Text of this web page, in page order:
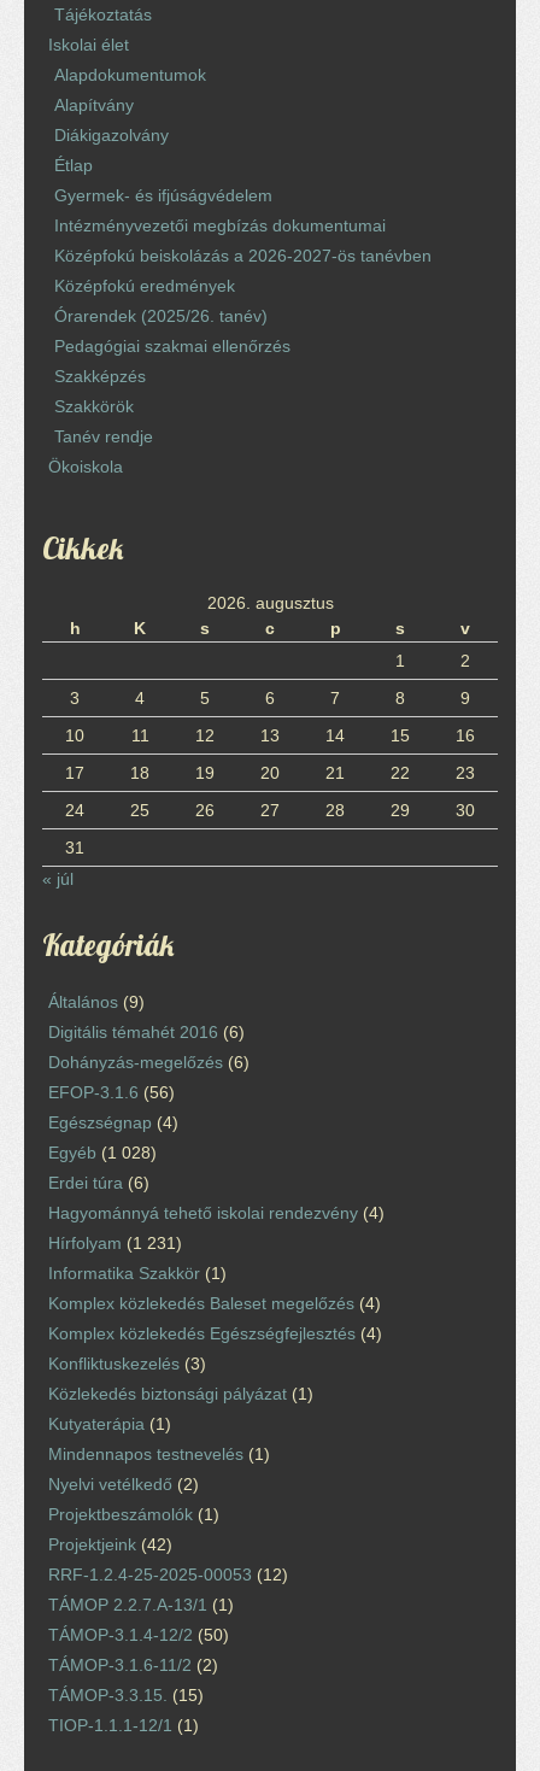
Tájékoztatás
Iskolai élet
Alapdokumentumok
Alapítvány
Diákigazolvány
Étlap
Gyermek- és ifjúságvédelem
Intézményvezetői megbízás dokumentumai
Középfokú beiskolázás a 2026-2027-ös tanévben
Középfokú eredmények
Órarendek (2025/26. tanév)
Pedagógiai szakmai ellenőrzés
Szakképzés
Szakkörök
Tanév rendje
Ökoiskola
Cikkek
2026. augusztus
h
K s c p s
v
1
2
3
4 5 6 7 8
9
10
11 12 13 14 15
16
17
18 19 20 21 22
23
24
25 26 27 28 29
30
31
« júl
Kategóriák
Általános (9)
Digitális témahét 2016 (6)
Dohányzás-megelőzés (6)
EFOP-3.1.6 (56)
Egészségnap (4)
Egyéb (1 028)
Erdei túra (6)
Hagyománnyá tehető iskolai rendezvény (4)
Hírfolyam (1 231)
Informatika Szakkör (1)
Komplex közlekedés Baleset megelőzés (4)
Komplex közlekedés Egészségfejlesztés (4)
Konfliktuskezelés (3)
Közlekedés biztonsági pályázat (1)
Kutyaterápia (1)
Mindennapos testnevelés (1)
Nyelvi vetélkedő (2)
Projektbeszámolók (1)
Projektjeink (42)
RRF-1.2.4-25-2025-00053 (12)
TÁMOP 2.2.7.A-13/1 (1)
TÁMOP-3.1.4-12/2 (50)
TÁMOP-3.1.6-11/2 (2)
TÁMOP-3.3.15.
(15)
TIOP-1.1.1-12/1 (1)